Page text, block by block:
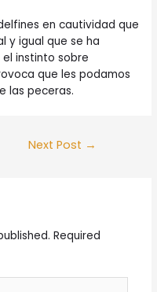
en cautividad que
y igual que se ha
instinto sobre
que les podamos
las peceras.
Next Post →
Required